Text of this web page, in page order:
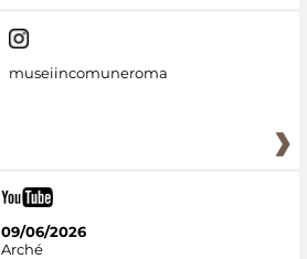
museiincomuneroma
09/06/2026
Arché